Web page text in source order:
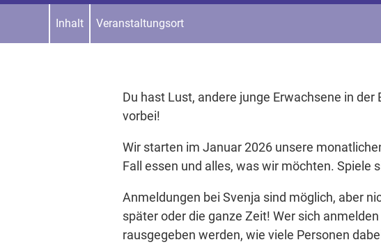
Inhalt Veranstaltungsort
Du hast Lust, andere junge Erwachsene in
vorbei!
Wir starten im Januar 2026 unsere
Fall essen und alles, was wir möchten. Spiele
Anmeldungen bei Svenja sind möglich, aber
später oder die ganze Zeit! Wer sich
rausgegeben werden, wie viele Personen